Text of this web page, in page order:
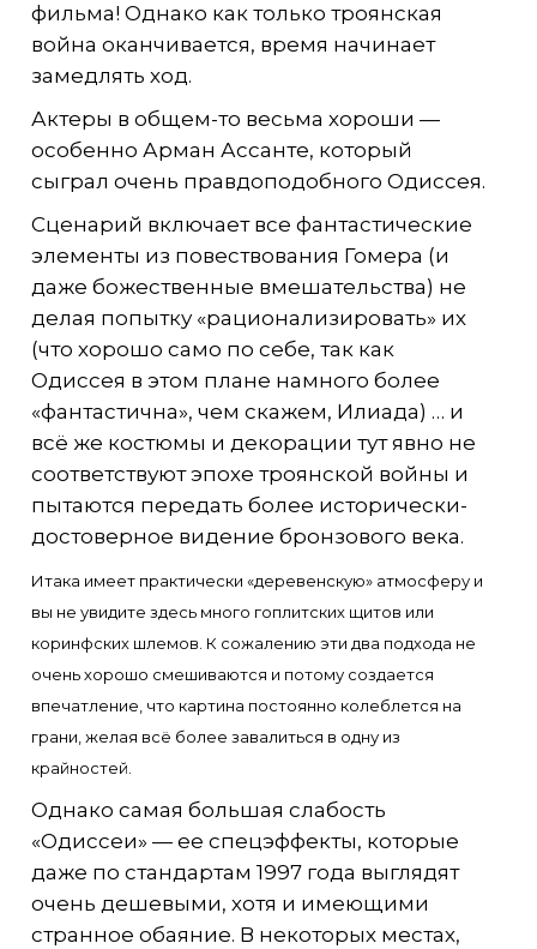
фильма! Однако как только троянская
война оканчивается, время начинает
замедлять ход.
Актеры в общем-то весьма хороши —
особенно Арман Ассанте, который
сыграл очень правдоподобного Одиссея.
Сценарий включает все фантастические
элементы из повествования Гомера (и
даже божественные вмешательства) не
делая попытку «рационализировать» их
(что хорошо само по себе, так как
Одиссея в этом плане намного более
«фантастична», чем скажем, Илиада) … и
всё же костюмы и декорации тут явно не
соответствуют эпохе троянской войны и
пытаются передать более исторически-
достоверное видение бронзового века.
Итака имеет практически «деревенскую» атмосферу и
вы не увидите здесь много гоплитских щитов или
коринфских шлемов. К сожалению эти два подхода не
очень хорошо смешиваются и потому создается
впечатление, что картина постоянно колеблется на
грани, желая всё более завалиться в одну из
крайностей.
Однако самая большая слабость
«Одиссеи» — ее спецэффекты, которые
даже по стандартам 1997 года выглядят
очень дешевыми, хотя и имеющими
странное обаяние. В некоторых местах,